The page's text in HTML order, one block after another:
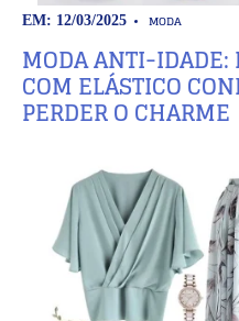
EM: 12/03/2025 MODA
MODA ANTI-IDADE:
COM ELÁSTICO
PERDER O CHARME